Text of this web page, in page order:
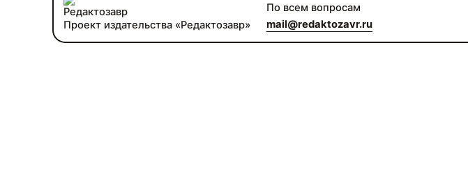
Проект издательства «Редактозавр»
По всем вопросам
mail@redaktozavr.ru